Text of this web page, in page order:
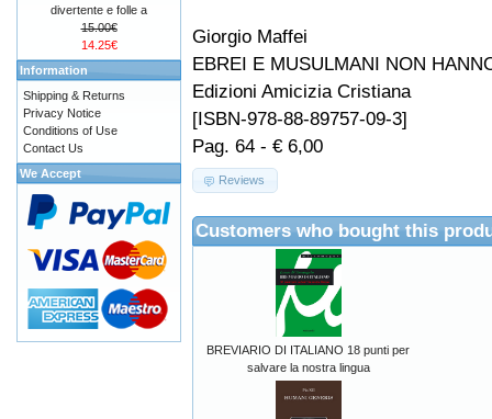
Giorgio Maffei
EBREI E MUSULMANI NON
Edizioni Amicizia Cristiana
[ISBN-978-88-89757-09-3]
Pag. 64 - € 6,00
Reviews
Customers who bought this
BREVIARIO DI ITALIANO 18 punti per
salvare la nostra lingua
divertente e folle a
15.00€
14.25€
Information
Shipping & Returns
Privacy Notice
Conditions of Use
Contact Us
We Accept